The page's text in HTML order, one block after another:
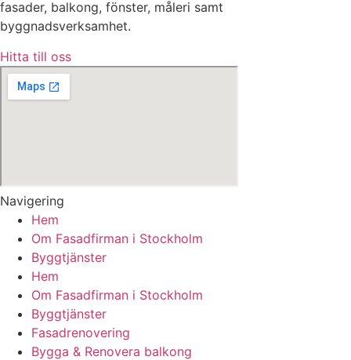
fasader, balkong, fönster, måleri samt
byggnadsverksamhet.
Hitta till oss
Navigering
Hem
Om Fasadfirman i Stockholm
Byggtjänster
Hem
Om Fasadfirman i Stockholm
Byggtjänster
Fasadrenovering
Bygga & Renovera balkong